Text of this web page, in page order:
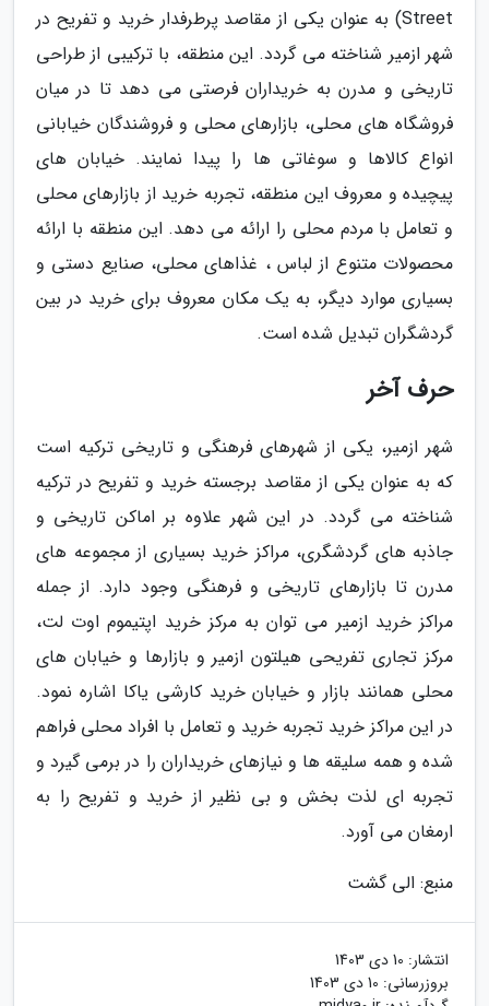
Street) به عنوان یکی از مقاصد پرطرفدار خرید و تفریح در
شهر ازمیر شناخته می گردد. این منطقه، با ترکیبی از طراحی
تاریخی و مدرن به خریداران فرصتی می دهد تا در میان
فروشگاه های محلی، بازارهای محلی و فروشندگان خیابانی
انواع کالاها و سوغاتی ها را پیدا نمایند. خیابان های
پیچیده و معروف این منطقه، تجربه خرید از بازارهای محلی
و تعامل با مردم محلی را ارائه می دهد. این منطقه با ارائه
محصولات متنوع از لباس ، غذاهای محلی، صنایع دستی و
بسیاری موارد دیگر، به یک مکان معروف برای خرید در بین
گردشگران تبدیل شده است.
حرف آخر
شهر ازمیر، یکی از شهرهای فرهنگی و تاریخی ترکیه است
که به عنوان یکی از مقاصد برجسته خرید و تفریح در ترکیه
شناخته می گردد. در این شهر علاوه بر اماکن تاریخی و
جاذبه های گردشگری، مراکز خرید بسیاری از مجموعه های
مدرن تا بازارهای تاریخی و فرهنگی وجود دارد. از جمله
مراکز خرید ازمیر می توان به مرکز خرید اپتیموم اوت لت،
مرکز تجاری تفریحی هیلتون ازمیر و بازارها و خیابان های
محلی همانند بازار و خیابان خرید کارشی یاکا اشاره نمود.
در این مراکز خرید تجربه خرید و تعامل با افراد محلی فراهم
شده و همه سلیقه ها و نیازهای خریداران را در برمی گیرد و
تجربه ای لذت بخش و بی نظیر از خرید و تفریح را به
ارمغان می آورد.
منبع: الی گشت
انتشار: 10 دی 1403
بروزرسانی: 10 دی 1403